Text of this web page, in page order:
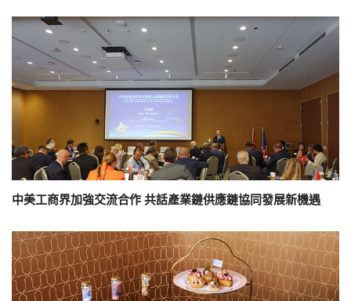
中美工商界加強交流合作 共話產業鏈供應鏈協同發展新機遇